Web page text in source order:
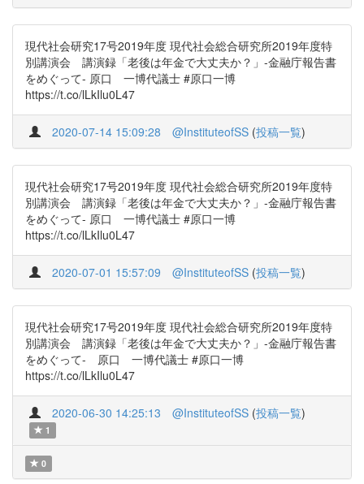
現代社会研究17号2019年度 現代社会総合研究所2019年度特
別講演会 講演録「老後は年金で大丈夫か？」-金融庁報告書
をめぐって- 原口 一博代議士 #原口一博
https://t.co/lLkIlu0L47
2020-07-14 15:09:28 @InstituteofSS (投稿一覧)
現代社会研究17号2019年度 現代社会総合研究所2019年度特
別講演会 講演録「老後は年金で大丈夫か？」-金融庁報告書
をめぐって- 原口 一博代議士 #原口一博
https://t.co/lLkIlu0L47
2020-07-01 15:57:09 @InstituteofSS (投稿一覧)
現代社会研究17号2019年度 現代社会総合研究所2019年度特
別講演会 講演録「老後は年金で大丈夫か？」-金融庁報告書
をめぐって- 原口 一博代議士 #原口一博
https://t.co/lLkIlu0L47
2020-06-30 14:25:13 @InstituteofSS (投稿一覧)
1
0